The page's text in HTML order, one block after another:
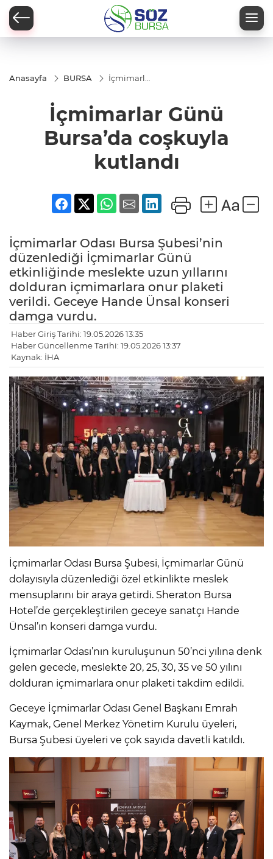
Anasayfa BURSA
İçmimarlar
coşkuyla
kutlandı
İçmimarlar Günü
Bursa’da coşkuyla
kutlandı
İçmimarlar Odası Bursa Şubesi’nin
düzenlediği İçmimarlar Günü
etkinliğinde meslekte uzun yıllarını
dolduran içmimarlara onur plaketi
verildi. Geceye Hande Ünsal konseri
damga vurdu.
Haber Giriş Tarihi: 19.05.2026 13:35
Haber Güncellenme Tarihi: 19.05.2026 13:37
Kaynak: İHA
İçmimarlar Odası Bursa Şubesi, İçmimarlar Günü
dolayısıyla düzenlediği özel etkinlikte meslek
mensuplarını bir araya getirdi. Sheraton Bursa
Hotel’de gerçekleştirilen geceye sanatçı Hande
Ünsal’ın konseri damga vurdu.
İçmimarlar Odası’nın kuruluşunun 50’nci yılına denk
gelen gecede, meslekte 20, 25, 30, 35 ve 50 yılını
dolduran içmimarlara onur plaketi takdim edildi.
Geceye İçmimarlar Odası Genel Başkanı Emrah
Kaymak, Genel Merkez Yönetim Kurulu üyeleri,
Bursa Şubesi üyeleri ve çok sayıda davetli katıldı.